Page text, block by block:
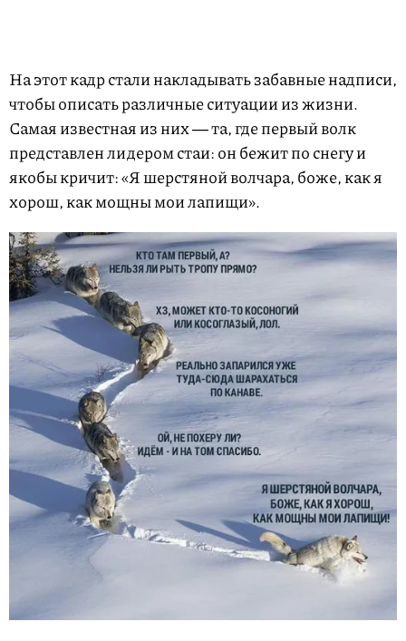
На этот кадр стали накладывать забавные надписи,
чтобы описать различные ситуации из жизни.
Самая известная из них ― та, где первый волк
представлен лидером стаи: он бежит по снегу и
якобы кричит: «Я шерстяной волчара, боже, как я
хорош, как мощны мои лапищи».